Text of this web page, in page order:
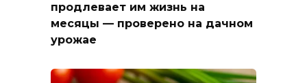
продлевает им жизнь на
месяцы — проверено на дачном
урожае